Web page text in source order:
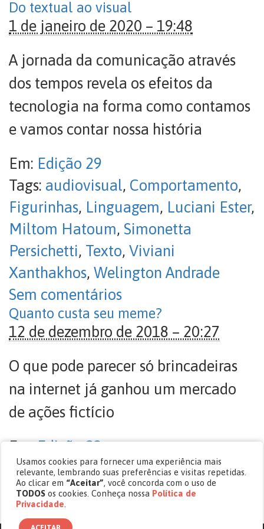
Do textual ao visual
1 de janeiro de 2020 – 19:48
A jornada da comunicação através
dos tempos revela os efeitos da
tecnologia na forma como contamos
e vamos contar nossa história
Em: Edição 29
Tags: audiovisual, Comportamento,
Figurinhas, Linguagem, Luciani Ester,
Miltom Hatoum, Simonetta
Persichetti, Texto, Viviani
Xanthakhos, Welington Andrade
Sem comentários
Quanto custa seu meme?
12 de dezembro de 2018 – 20:27
O que pode parecer só brincadeiras
na internet já ganhou um mercado
de ações fictício
Em:Edição 23
Tags:meme,MemeEconomy,
memética,NASDANQ,redes sociais
Sem comentários
Usamos cookies para fornecer uma experiência mais
relevante, lembrando suas preferências e visitas repetidas.
Ao clicar em “Aceitar”, você concorda com o uso de
TODOS os cookies. Conheça nossa Política de
Privacidade